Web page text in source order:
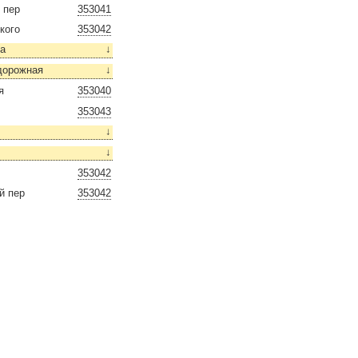
353041
пер
353042
↓
↓
353040
353043
↓
↓
353042
353042
пер